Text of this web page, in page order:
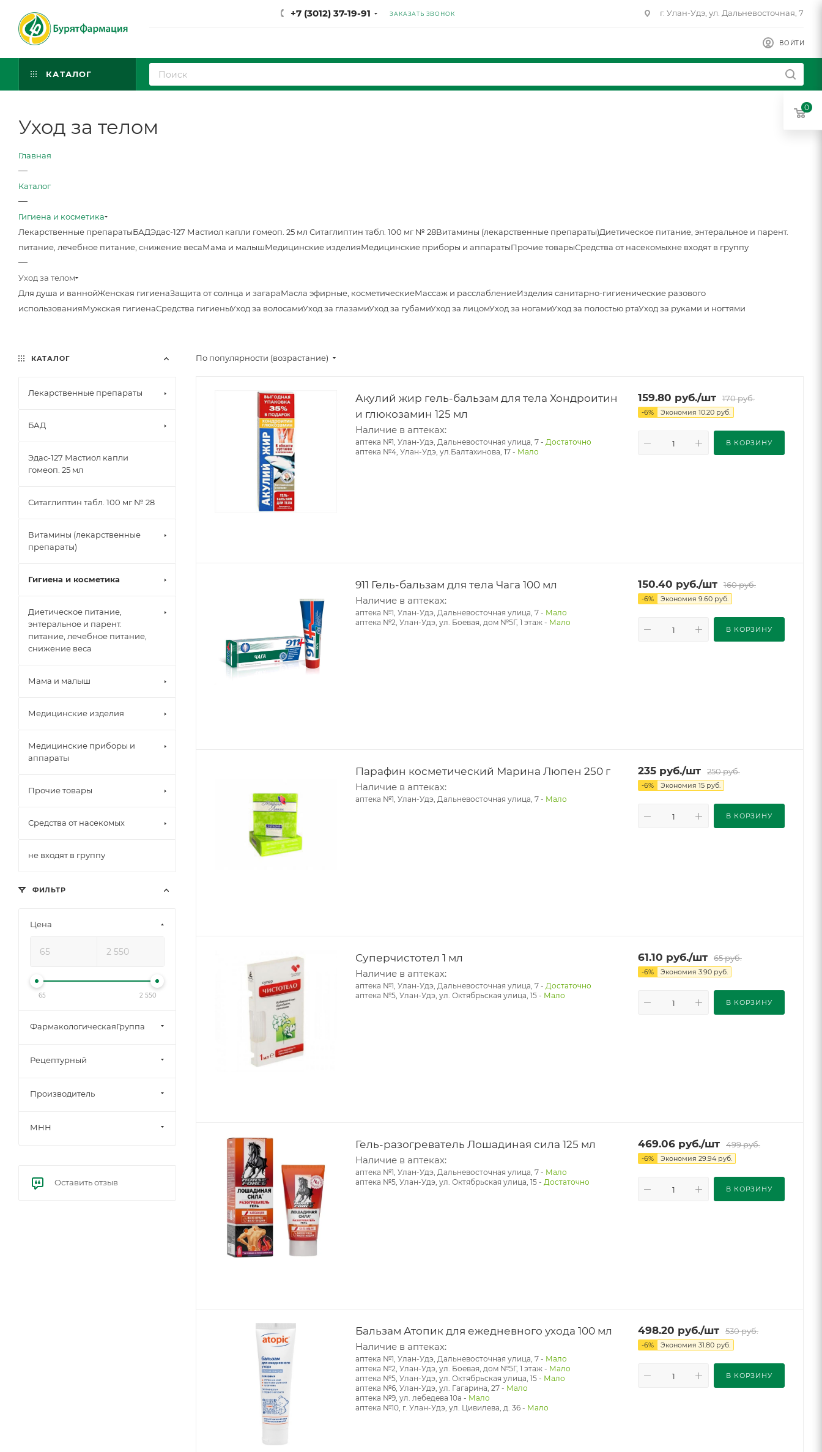
+7 (3012) 37-19-91 ЗАКАЗАТЬ ЗВОНОК г. Улан-Удэ, ул. Дальневосточная, 7
ВОЙТИ
КАТАЛОГ
Уход за телом
Главная
—
Каталог
—
Гигиена и косметика
Лекарственные препаратыБАДЭдас-127 Мастиол капли гомеоп. 25 мл Ситаглиптин табл. 100 мг № 28Витамины (лекарственные препараты)Диетическое питание, энтеральное и парент.
питание, лечебное питание, снижение весаМама и малышМедицинские изделияМедицинские приборы и аппаратыПрочие товарыСредства от насекомыхне входят в группу
—
Уход за телом
Для душа и ваннойЖенская гигиенаЗащита от солнца и загараМасла эфирные, косметическиеМассаж и расслаблениеИзделия санитарно-гигиенические разового
использованияМужская гигиенаСредства гигиеныУход за волосамиУход за глазамиУход за губамиУход за лицомУход за ногамиУход за полостью ртаУход за руками и ногтями
По популярности (возрастание)
Акулий жир гель-бальзам для тела Хондроитин
и глюкозамин 125 мл
Наличие в аптеках:
аптека №1, Улан-Удэ, Дальневосточная улица, 7 - Достаточно
аптека №4, Улан-Удэ, ул.Балтахинова, 17 - Мало
159.80 руб./шт 170руб.
-6% Экономия 10.20 руб.
В КОРЗИНУ
911 Гель-бальзам для тела Чага 100 мл
Наличие в аптеках:
аптека №1, Улан-Удэ, Дальневосточная улица, 7 - Мало
аптека №2, Улан-Удэ, ул. Боевая, дом №5Г, 1 этаж - Мало
150.40 руб./шт 160руб.
-6% Экономия 9.60 руб.
В КОРЗИНУ
Парафин косметический Марина Люпен 250 г
Наличие в аптеках:
аптека №1, Улан-Удэ, Дальневосточная улица, 7 - Мало
235 руб./шт 250руб.
-6% Экономия 15 руб.
В КОРЗИНУ
Суперчистотел 1 мл
Наличие в аптеках:
аптека №1, Улан-Удэ, Дальневосточная улица, 7 - Достаточно
аптека №5, Улан-Удэ, ул. ​Октябрьская улица, 15 - Мало
61.10 руб./шт 65руб.
-6% Экономия 3.90 руб.
В КОРЗИНУ
Гель-разогреватель Лошадиная сила 125 мл
Наличие в аптеках:
аптека №1, Улан-Удэ, Дальневосточная улица, 7 - Мало
аптека №5, Улан-Удэ, ул. ​Октябрьская улица, 15 - Достаточно
469.06 руб./шт 499руб.
-6% Экономия 29.94 руб.
В КОРЗИНУ
Бальзам Атопик для ежедневного ухода 100 мл
Наличие в аптеках:
аптека №1, Улан-Удэ, Дальневосточная улица, 7 - Мало
аптека №2, Улан-Удэ, ул. Боевая, дом №5Г, 1 этаж - Мало
аптека №5, Улан-Удэ, ул. ​Октябрьская улица, 15 - Мало
аптека №6, Улан-Удэ, ул. Гагарина, 27 - Мало
аптека №9, ул. лебедева 10а - Мало
аптека №10, г. Улан-Удэ, ул. Цивилева, д. 36 - Мало
498.20 руб./шт 530руб.
-6% Экономия 31.80 руб.
В КОРЗИНУ
КАТАЛОГ
Лекарственные препараты
БАД
Эдас-127 Мастиол капли
гомеоп. 25 мл
Ситаглиптин табл. 100 мг № 28
Витамины (лекарственные
препараты)
Гигиена и косметика
Диетическое питание,
энтеральное и парент.
питание, лечебное питание,
снижение веса
Мама и малыш
Медицинские изделия
Медицинские приборы и
аппараты
Прочие товары
Средства от насекомых
не входят в группу
ФИЛЬТР
Цена
65 2 550
ФармакологическаяГруппа
Рецептурный
Производитель
МНН
Оставить отзыв
0